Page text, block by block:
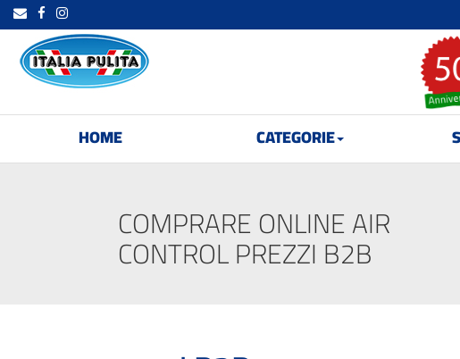
HOME CATEGORIE
COMPRARE ONLINE AIR
CONTROL PREZZI B2B